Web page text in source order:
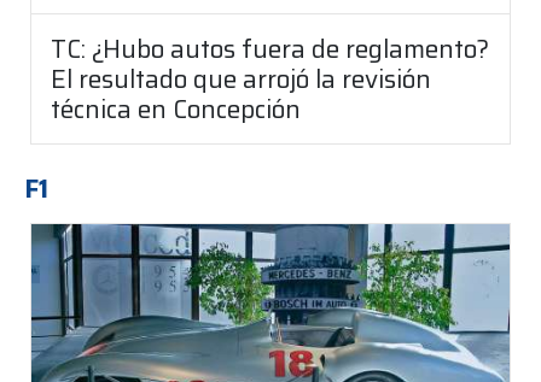
TC: ¿Hubo autos fuera de reglamento?
El resultado que arrojó la revisión
técnica en Concepción
F1